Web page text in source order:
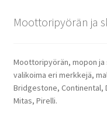
Moottoripyörän ja
Moottoripyörän, mopon
valikoima eri merkkejä,
Bridgestone, Continental,
Mitas, Pirelli.